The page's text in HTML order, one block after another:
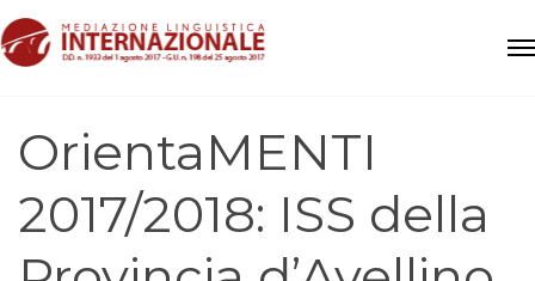
OrientaMENTI
2017/2018: ISS della